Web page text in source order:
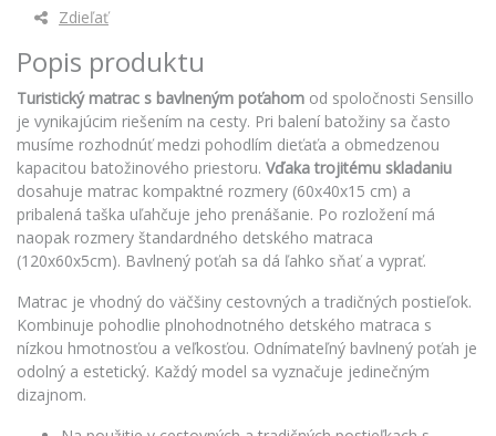
Zdieľať
Popis produktu
Turistický matrac s bavlneným poťahom od spoločnosti Sensillo
je vynikajúcim riešením na cesty. Pri balení batožiny sa často
musíme rozhodnúť medzi pohodlím dieťaťa a obmedzenou
kapacitou batožinového priestoru. Vďaka trojitému skladaniu
dosahuje matrac kompaktné rozmery (60x40x15 cm) a
pribalená taška uľahčuje jeho prenášanie. Po rozložení má
naopak rozmery štandardného detského matraca
(120x60x5cm). Bavlnený poťah sa dá ľahko sňať a vyprať.
Matrac je vhodný do väčšiny cestovných a tradičných postieľok.
Kombinuje pohodlie plnohodnotného detského matraca s
nízkou hmotnosťou a veľkosťou. Odnímateľný bavlnený poťah je
odolný a estetický. Každý model sa vyznačuje jedinečným
dizajnom.